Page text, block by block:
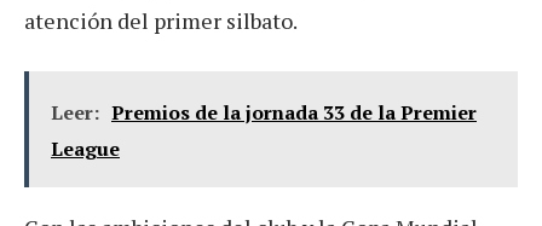
atención del primer silbato.
Leer: Premios de la jornada 33 de la Premier
League